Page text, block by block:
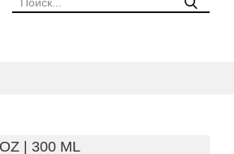
| 300 ML